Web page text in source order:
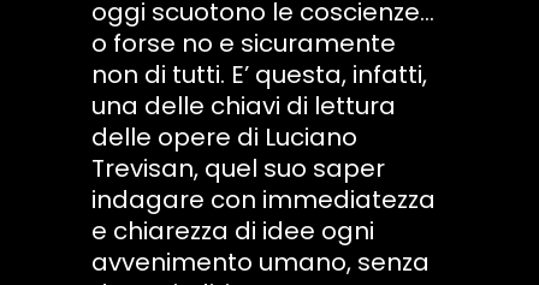
oggi scuotono le coscienze…
o forse no e sicuramente
non di tutti. E’ questa, infatti,
una delle chiavi di lettura
delle opere di Luciano
Trevisan, quel suo saper
indagare con immediatezza
e chiarezza di idee ogni
avvenimento umano, senza